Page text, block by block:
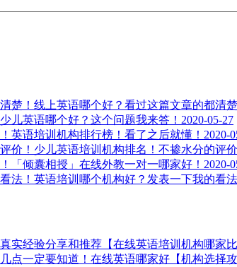
线上英语哪个好？看过这篇文章的都清楚
少儿英语哪个好？这个问题我来答！ 2020-05-27
英语培训机构排行榜！看了之后就懂！ 2020-
少儿英语培训机构排名！不掺水分的评价
「倾囊相授」在线外教一对一哪家好！ 2020-
英语培训哪个机构好？发表一下我的看法
【在线英语培训机构哪家
在线英语哪家好【机构选择